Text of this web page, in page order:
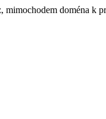
mimochodem doména k